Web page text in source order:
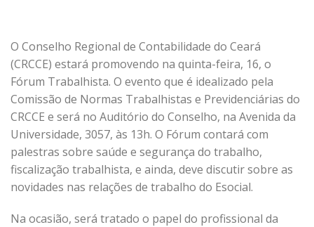
O Conselho Regional de Contabilidade do Ceará
(CRCCE) estará promovendo na quinta-feira, 16, o
Fórum Trabalhista. O evento que é idealizado pela
Comissão de Normas Trabalhistas e Previdenciárias do
CRCCE e será no Auditório do Conselho, na Avenida da
Universidade, 3057, às 13h. O Fórum contará com
palestras sobre saúde e segurança do trabalho,
fiscalização trabalhista, e ainda, deve discutir sobre as
novidades nas relações de trabalho do Esocial.
Na ocasião, será tratado o papel do profissional da